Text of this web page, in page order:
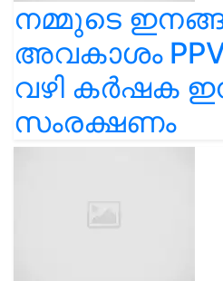
നമ്മുടെ
അവകാശം
വഴി കർഷക
സംരക്ഷണം